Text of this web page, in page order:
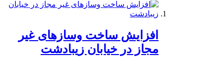
افزایش ساخت وسازهای غیر
مجاز در خیابان زیبادشت